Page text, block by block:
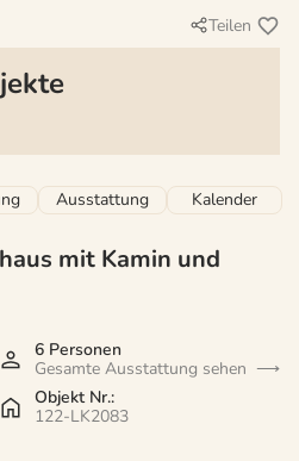
Teilen
Ausstattung Kalender
mit Kamin und
6 Personen
Gesamte Ausstattung sehen
Objekt Nr.:
122-LK2083